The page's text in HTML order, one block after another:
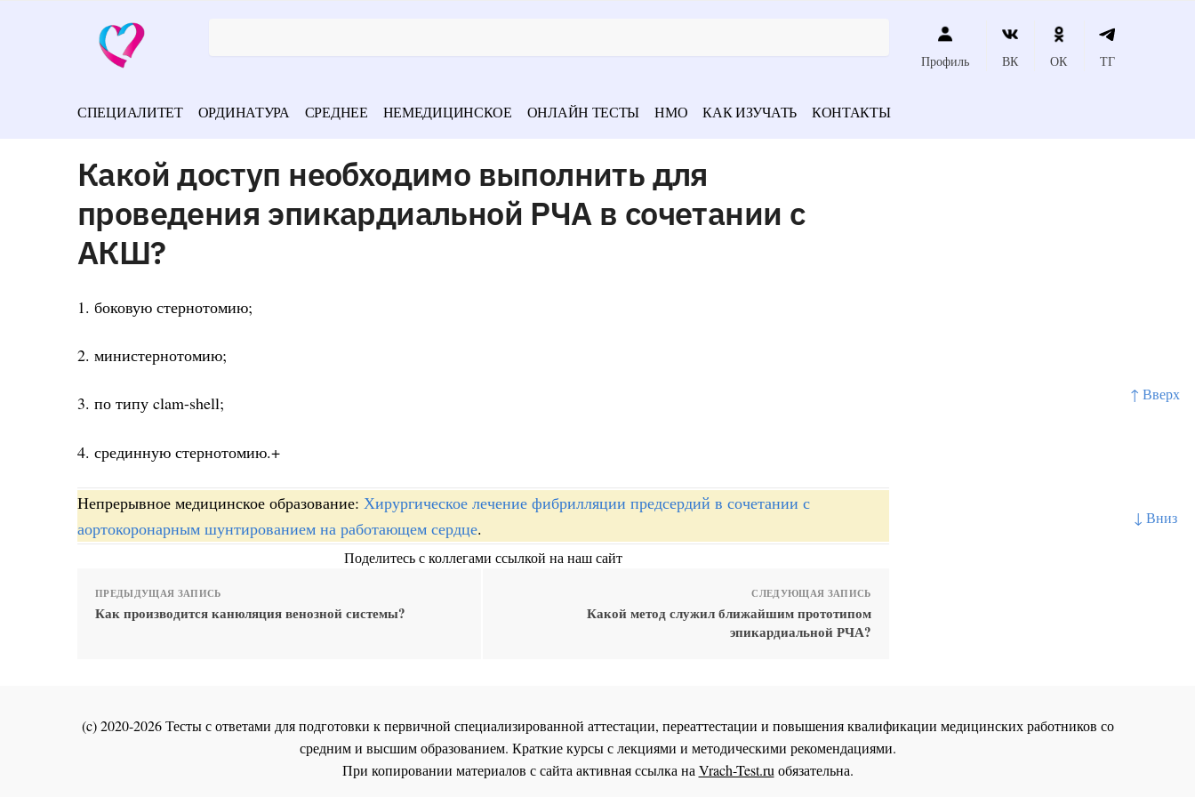
↑ Вверх
↓ Вниз
Профиль ВК ОК ТГ
СПЕЦИАЛИТЕТ ОРДИНАТУРА СРЕДНЕЕ НЕМЕДИЦИНСКОЕ ОНЛАЙН ТЕСТЫ НМО КАК ИЗУЧАТЬ КОНТАКТЫ
Какой доступ необходимо выполнить для
проведения эпикардиальной РЧА в сочетании с
АКШ?
1. боковую стернотомию;
2. министернотомию;
3. по типу clam-shell;
4. срединную стернотомию.+
Непрерывное медицинское образование: Хирургическое лечение фибрилляции предсердий в сочетании с
аортокоронарным шунтированием на работающем сердце.
Поделитесь с коллегами ссылкой на наш сайт
ПРЕДЫДУЩАЯ ЗАПИСЬ
Как производится канюляция венозной системы?
СЛЕДУЮЩАЯ ЗАПИСЬ
Какой метод служил ближайшим прототипом
эпикардиальной РЧА?
(c) 2020-2026 Тесты с ответами для подготовки к первичной специализированной аттестации, переаттестации и повышения квалификации медицинских работников со
средним и высшим образованием. Краткие курсы с лекциями и методическими рекомендациями.
При копировании материалов с сайта активная ссылка наVrach-Test.ruобязательна.